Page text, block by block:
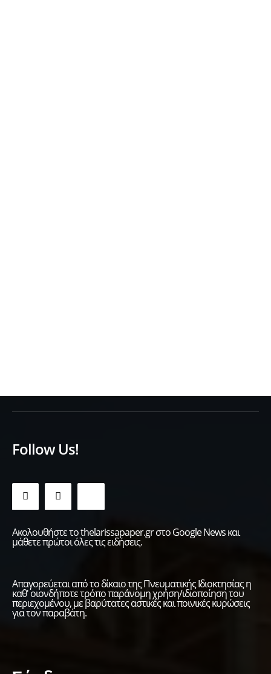
Follow Us!
Ακολουθήστε το thelarissapaper.gr στο Google News και
μάθετε πρώτοι όλες τις ειδήσεις.
Απαγορεύεται από το δίκαιο της Πνευματικής Ιδιοκτησίας η
καθ' οιονδήποτε τρόπο παράνομη χρήση/ιδιοποίηση του
περιεχομένου, με βαρύτατες αστικές και ποινικές κυρώσεις
για τον παραβάτη.